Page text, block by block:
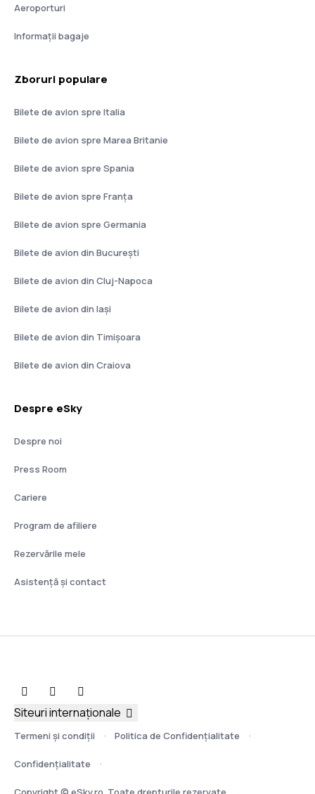
Aeroporturi
Informații bagaje
Zboruri populare
Bilete de avion spre Italia
Bilete de avion spre Marea Britanie
Bilete de avion spre Spania
Bilete de avion spre Franţa
Bilete de avion spre Germania
Bilete de avion din București
Bilete de avion din Cluj-Napoca
Bilete de avion din Iași
Bilete de avion din Timișoara
Bilete de avion din Craiova
Despre eSky
Despre noi
Press Room
Cariere
Program de afiliere
Rezervările mele
Asistenţă şi contact
Termeni şi condiţii Politica de Confidențialitate
Confidențialitate
Siteuri internaționale